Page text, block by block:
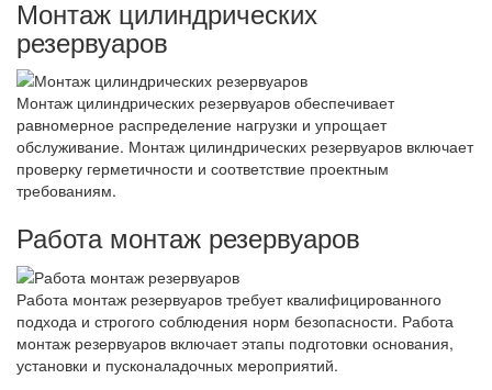
Монтаж цилиндрических
резервуаров
Монтаж цилиндрических резервуаров обеспечивает
равномерное распределение нагрузки и упрощает
обслуживание. Монтаж цилиндрических резервуаров включает
проверку герметичности и соответствие проектным
требованиям.
Работа монтаж резервуаров
Работа монтаж резервуаров требует квалифицированного
подхода и строгого соблюдения норм безопасности. Работа
монтаж резервуаров включает этапы подготовки основания,
установки и пусконаладочных мероприятий.